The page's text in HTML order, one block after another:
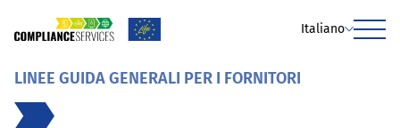
Italiano
Menu
LINEE GUIDA GENERALI PER I FORNITORI